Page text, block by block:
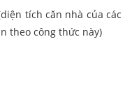
tích căn nhà của các
theo công thức này)